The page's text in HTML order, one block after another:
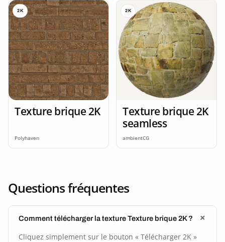
2K
Texture brique 2K
Polyhaven
2K
Texture brique 2K
seamless
ambientCG
Questions fréquentes
Comment télécharger la texture Texture brique 2K ?
Cliquez simplement sur le bouton « Télécharger 2K »